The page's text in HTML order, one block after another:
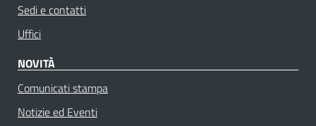
Sedi e contatti
Uffici
NOVITÀ
Comunicati stampa
Notizie ed Eventi